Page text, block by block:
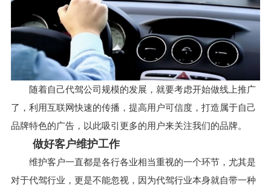
随着自己代驾公司规模的发展，就要考虑开始做线上推广
了，利用互联网快速的传播，提高用户可信度，打造属于自己
品牌特色的广告，以此吸引更多的用户来关注我们的品牌。
做好客户维护工作
维护客户一直都是各行各业相当重视的一个环节，尤其是
对于代驾行业，更是不能忽视，因为代驾行业本身就自带一种